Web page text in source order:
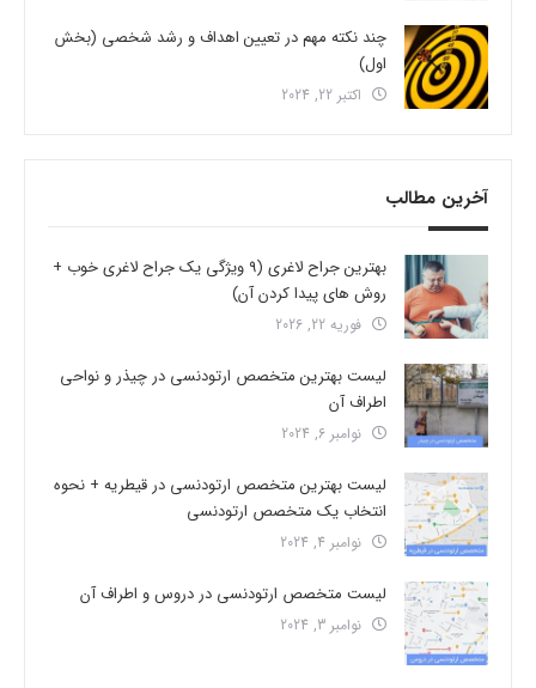
چند نکته مهم در تعیین اهداف و رشد شخصی (بخش
اول)
اکتبر 22, 2024
آخرین مطالب
بهترین جراح لاغری (9 ویژگی یک جراح لاغری خوب +
روش های پیدا کردن آن)
فوریه 22, 2026
لیست بهترین متخصص ارتودنسی در چیذر و نواحی
اطراف آن
نوامبر 6, 2024
لیست بهترین متخصص ارتودنسی در قیطریه + نحوه
انتخاب یک متخصص ارتودنسی
نوامبر 4, 2024
لیست متخصص ارتودنسی در دروس و اطراف آن
نوامبر 3, 2024